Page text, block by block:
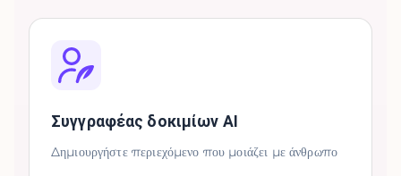
Συγγραφέας δοκιμίων AI
Δημιουργήστε περιεχόμενο που μοιάζει με άνθρωπο